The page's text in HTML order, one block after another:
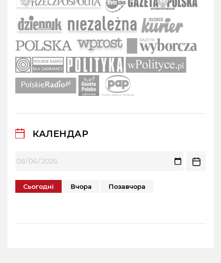
КАЛЕНДАР
Сьогодні Вчора Позавчора